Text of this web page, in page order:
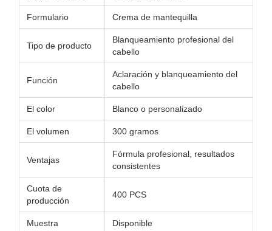
Formulario Crema de mantequilla
Tipo de producto
Blanqueamiento profesional del
cabello
Función
Aclaración y blanqueamiento del
cabello
El color Blanco o personalizado
El volumen 300 gramos
Ventajas
Fórmula profesional, resultados
consistentes
Cuota de
producción
400 PCS
Muestra Disponible